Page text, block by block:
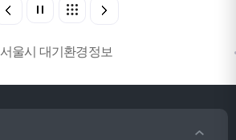
서울시 대기환경정보